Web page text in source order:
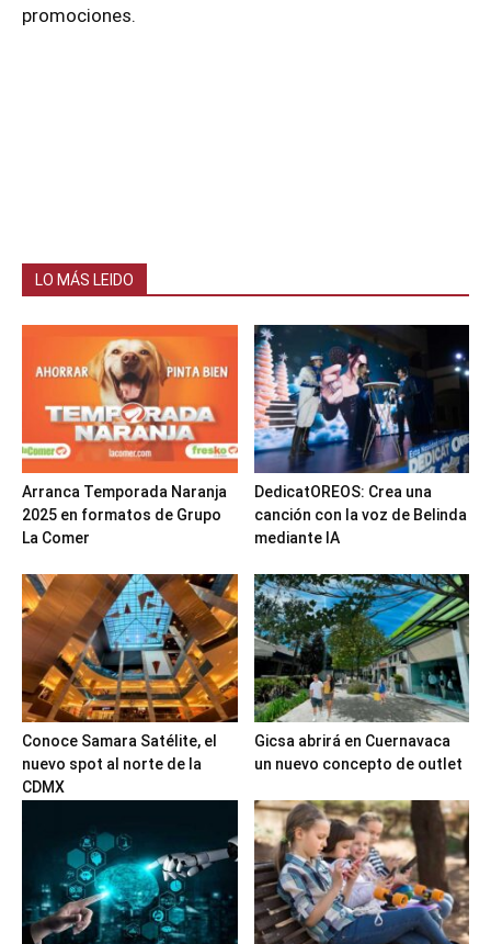
promociones.
LO MÁS LEIDO
Arranca Temporada Naranja
2025 en formatos de Grupo
La Comer
DedicatOREOS: Crea una
canción con la voz de Belinda
mediante IA
Conoce Samara Satélite, el
nuevo spot al norte de la
CDMX
Gicsa abrirá en Cuernavaca
un nuevo concepto de outlet